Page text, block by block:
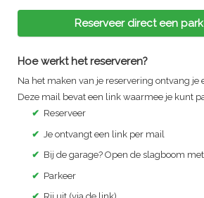
Reserveer direct een
Hoe werkt het reserveren?
Na het maken van je reservering ontvang je
Deze mail bevat een link waarmee je kunt
✔ Reserveer
✔
Je ontvangt een link per mail
✔ Bij de garage? Open de slagboom
✔ Parkeer